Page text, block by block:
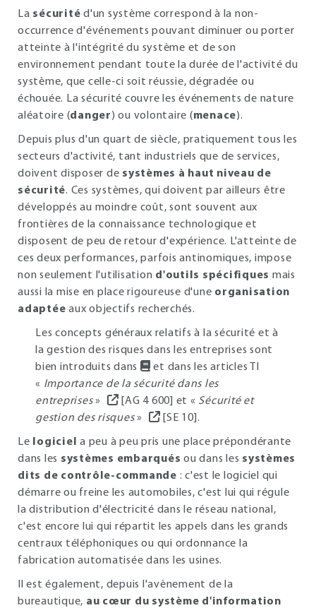
La sécurité d'un système correspond à la non-
occurrence d'événements pouvant diminuer ou porter
atteinte à l'intégrité du système et de son
environnement pendant toute la durée de l'activité du
système, que celle-ci soit réussie, dégradée ou
échouée. La sécurité couvre les événements de nature
aléatoire (danger) ou volontaire (menace).
Depuis plus d'un quart de siècle, pratiquement tous les
secteurs d'activité, tant industriels que de services,
doivent disposer de systèmes à haut niveau de
sécurité. Ces systèmes, qui doivent par ailleurs être
développés au moindre coût, sont souvent aux
frontières de la connaissance technologique et
disposent de peu de retour d'expérience. L'atteinte de
ces deux performances, parfois antinomiques, impose
non seulement l'utilisation d'outils spécifiques mais
aussi la mise en place rigoureuse d'une organisation
adaptée aux objectifs recherchés.
Les concepts généraux relatifs à la sécurité et à
la gestion des risques dans les entreprises sont
bien introduits dans
et dans les articles TI
« Importance de la sécurité dans les
entreprises» [AG 4 600] et « Sécurité et
gestion des risques» [SE 10].
Le logiciel
a peu à peu pris une place prépondérante
dans les systèmes embarqués ou dans les systèmes
dits de contrôle-commande : c'est le logiciel qui
démarre ou freine les automobiles, c'est lui qui régule
la distribution d'électricité dans le réseau national,
c'est encore lui qui répartit les appels dans les grands
centraux téléphoniques ou qui ordonnance la
fabrication automatisée dans les usines.
Il est également, depuis l'avènement de la
bureautique, au cœur du système d'information